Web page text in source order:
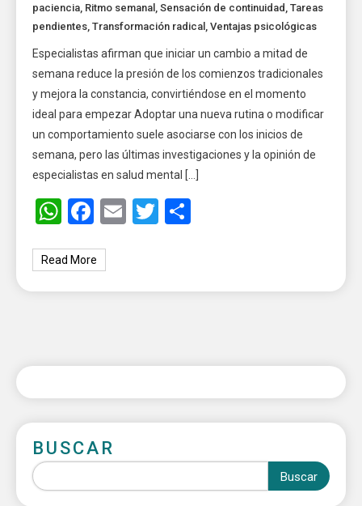
paciencia Ritmo semanal ,Sensación de continuidad ,Tareas
pendientes ,Transformación radical ,Ventajas psicológicas
Especialistas afirman que iniciar un cambio a mitad de
semana reduce la presión de los comienzos tradicionales
y mejora la constancia, convirtiéndose en el momento
ideal para empezar Adoptar una nueva rutina o modificar
un comportamiento suele asociarse con los inicios de
semana, pero las últimas investigaciones y la opinión de
especialistas en salud mental […]
WhatsApp
Facebook
EmailTwitter
Read More
BUSCAR
Buscar